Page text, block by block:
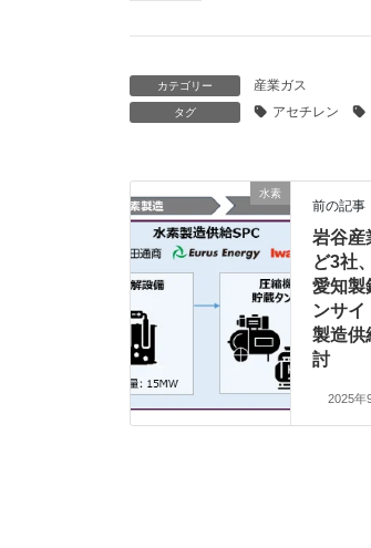
カテゴリー 産業ガス
タグ アセチレン
水素
前の記事
岩谷産
ど3社
愛知製
ンサイ
製造供
討
2025年